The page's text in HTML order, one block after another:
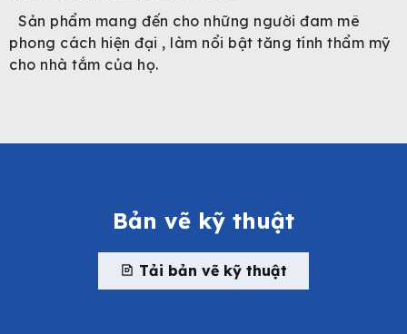
Sản phẩm mang đến cho những người đam mê
phong cách hiện đại , làm nổi bật tăng tính thẩm mỹ
cho nhà tắm của họ.
Bản vẽ kỹ thuật
Tải bản vẽ kỹ thuật